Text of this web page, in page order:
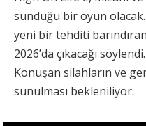
sunduğu bir oyun
yeni bir tehditi
2026’da çıkacağı söylendi.
Konuşan silahların ve
sunulması bekleniliyor.